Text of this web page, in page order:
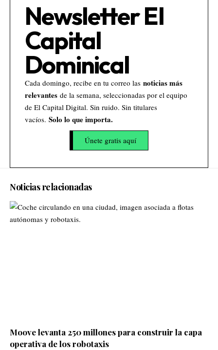
Newsletter El
Capital
Dominical
Cada domingo, recibe en tu correo las noticias más
relevantes de la semana, seleccionadas por el equipo
de El Capital Digital. Sin ruido. Sin titulares
vacíos. Solo lo que importa.
Únete gratis aquí
Noticias relacionadas
Moove levanta 250 millones para construir la capa
operativa de los robotaxis